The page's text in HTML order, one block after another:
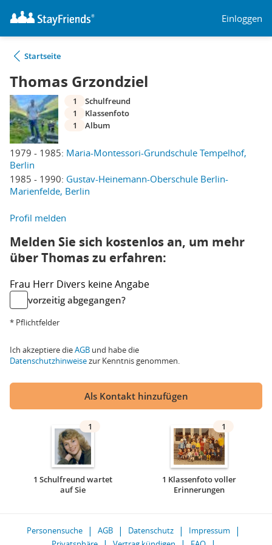
Einloggen
Startseite
Thomas Grzondziel
1979 - 1985: Maria-Montessori-Grundschule Tempelhof,
Berlin
1985 - 1990: Gustav-Heinemann-Oberschule Berlin-
Marienfelde, Berlin
1
Schulfreund
1
Klassenfoto
1
Album
Profil melden
Melden Sie sich kostenlos an, um mehr
über Thomas zu erfahren:
Frau Herr Divers keine Angabe
vorzeitig abgegangen?
* Pflichtfelder
Ich akzeptiere dieAGB und habe die
Datenschutzhinweisezur Kenntnis genommen.
Als Kontakt hinzufügen
1
1 Schulfreund wartet
auf Sie
1
1 Klassenfoto voller
Erinnerungen
Personensuche AGB Datenschutz
Impressum